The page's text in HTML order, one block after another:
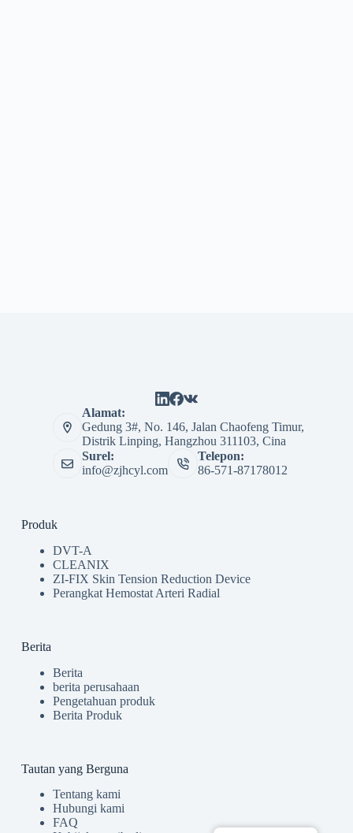
Alamat:
Gedung 3#, No. 146, Jalan Chaofeng Timur,
Distrik Linping, Hangzhou 311103, Cina
Surel:
info@zjhcyl.com
Telepon:
86-571-87178012
Produk
DVT-A
CLEANIX
ZI-FIX Skin Tension Reduction Device
Perangkat Hemostat Arteri Radial
Berita
Berita
berita perusahaan
Pengetahuan produk
Berita Produk
Tautan yang Berguna
Tentang kami
Hubungi kami
FAQ